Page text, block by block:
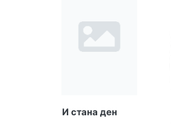
И стана ден